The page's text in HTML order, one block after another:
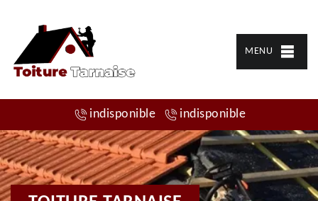
MENU
indisponible indisponible